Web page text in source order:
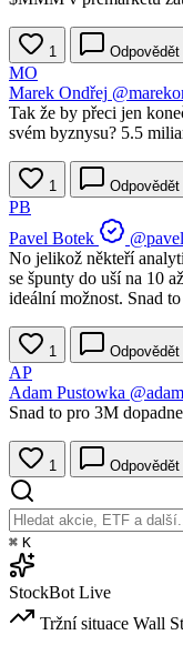
1 Odpovědět
MO
Marek Ondřej
Tak že by přeci jen
svém byznysu? 5.5
1 Odpovědět
PB
Pavel Botek
No jelikož někteří
se špunty do uší na 10
ideální možnost. Snad
1 Odpovědět
AP
Adam Pustowka
Snad to pro 3M
1 Odpovědět
⌘ K
StockBot Live
Tržní situace Wall